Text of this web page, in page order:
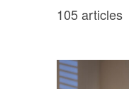
105 articles